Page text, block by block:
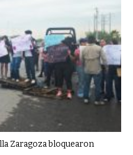
Zaragoza bloquearon